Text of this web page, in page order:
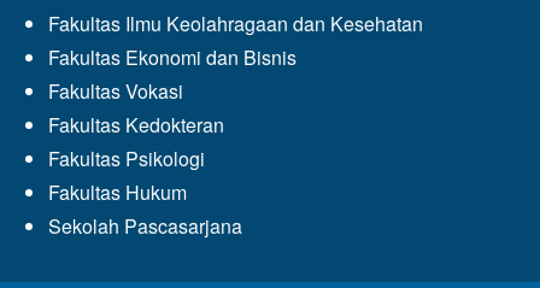
Fakultas Ilmu Keolahragaan dan Kesehatan
Fakultas Ekonomi dan Bisnis
Fakultas Vokasi
Fakultas Kedokteran
Fakultas Psikologi
Fakultas Hukum
Sekolah Pascasarjana